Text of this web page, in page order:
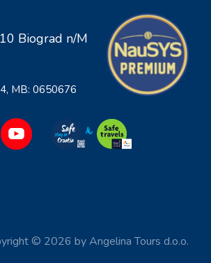
Biograd n/M
MB: 0650676
© 2026 by Angelina Tours d.o.o.